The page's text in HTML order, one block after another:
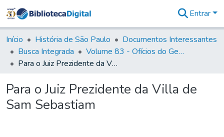
&
Coleções
Tudo na
Biblioteca
Estatísticas
Entrar
Início História de São Paulo
Documentos Interessantes
Busca Integrada
Volume 83 - Ofícios do General Martim Lopes Lobo de Saldanha (Governador da Capitania): 1780- 1782
Para o Juiz Prezidente da Villa de Sam Sebastiam
Para o Juiz Prezidente da Villa de
Sam Sebastiam